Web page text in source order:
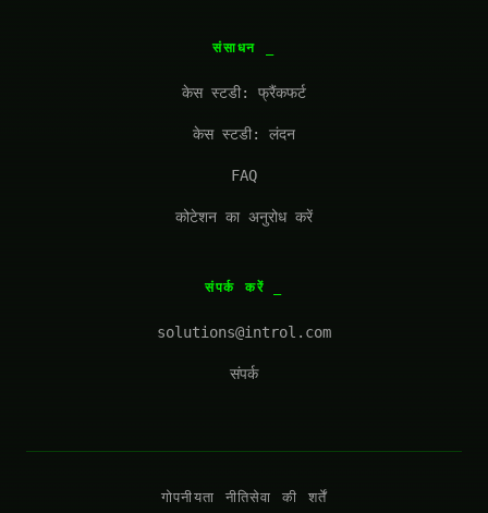
संसाधन
केस स्टडी: फ्रैंकफर्ट
केस स्टडी: लंदन
FAQ
कोटेशन का अनुरोध करें
संपर्क करें
solutions@introl.com
संपर्क
गोपनीयता नीतिसेवा की शर्तें